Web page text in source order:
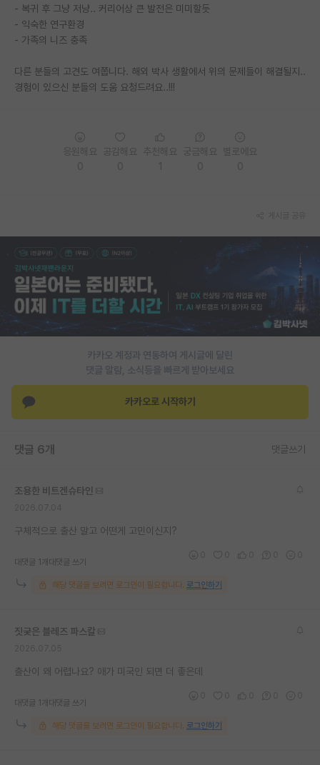
반도체/AI 게시판
장학금/장학생 게시판
학술 정보 게시판
홍보 게시판
재팬라운지 🌸
- 복귀 후 그냥 저냥.. 커리어상 큰 발전은 미미할듯
- 익숙한 연구환경
- 가족의 니즈 충족
다른 분들의 고견도 여쭙니다. 해외 박사 생활에서 위의 문제들이 해결될지..
경험이 있으신 분들의 도움 요청드려요..!!!
카카오 계정과 연동하여 게시글에 달린
댓글 알람, 소식등을 빠르게 받아보세요
카카오로 시작하기
댓글 6개 댓글쓰기
조용한 비트겐슈타인
구체적으로 출산 말고 어떤게 고민이신지?
대댓글 1개 대댓글 쓰기
해당 댓글을 보려면 로그인이 필요합니다. 로그인하기
짓궂은 블레즈 파스칼
출산이 왜 어렵나요? 애가 미국인 되면 더 좋은데
대댓글 1개 대댓글 쓰기
해당 댓글을 보려면 로그인이 필요합니다. 로그인하기